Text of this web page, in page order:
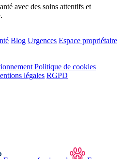
avec des soins attentifs et
Blog Urgences Espace propriétaire
Politique de cookies
légales RGPD